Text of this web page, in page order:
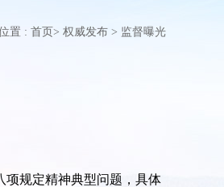
置 : 首页 > 权威发布 > 监督曝光
项规定精神典型问题，具体